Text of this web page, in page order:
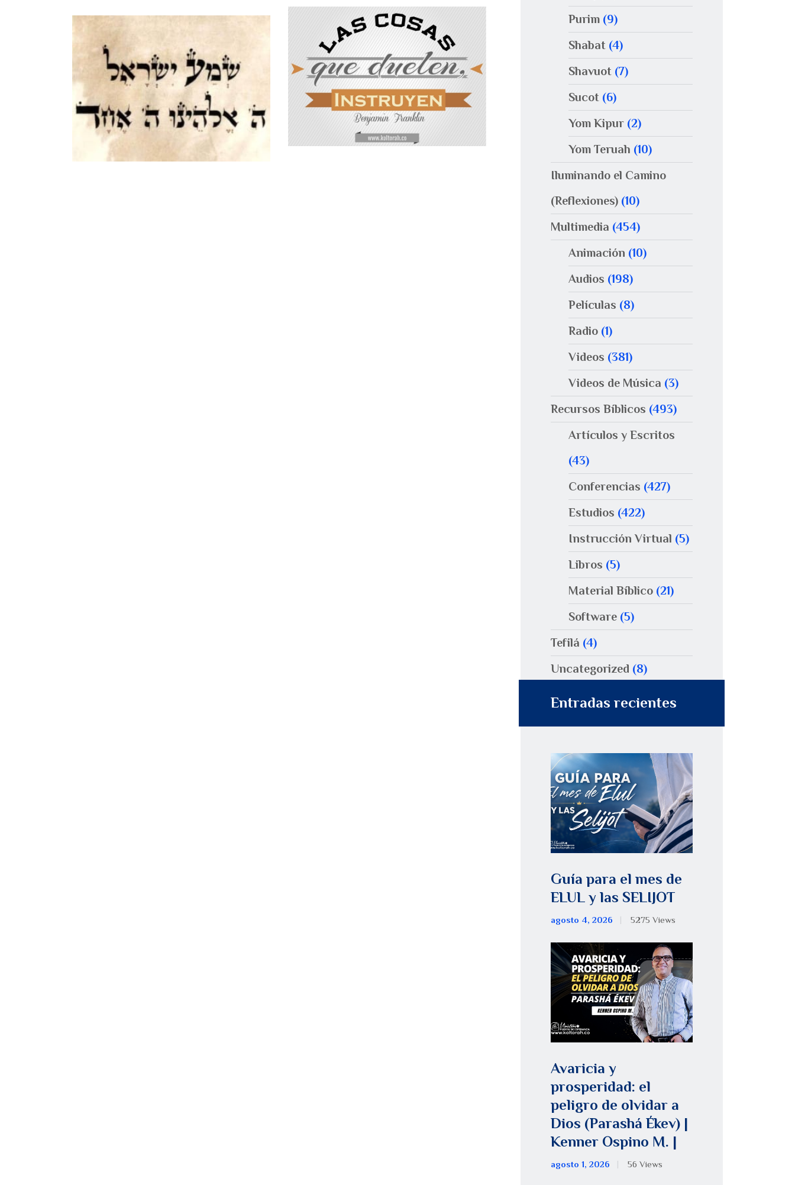
Purim (9)
Shabat (4)
Shavuot (7)
Sucot (6)
Yom Kipur (2)
Yom Teruah (10)
Iluminando el Camino
(Reflexiones) (10)
Multimedia (454)
Animación (10)
Audios (198)
Películas (8)
Radio (1)
Videos (381)
Videos de Música (3)
Recursos Bíblicos (493)
Artículos y Escritos
(43)
Conferencias (427)
Estudios (422)
Instrucción Virtual (5)
Libros (5)
Material Bíblico (21)
Software (5)
Tefilá (4)
Uncategorized (8)
Entradas recientes
Guía para el mes de
ELUL y las SELIJOT
agosto 4, 2026 5275 Views
Avaricia y
prosperidad: el
peligro de olvidar a
Dios (Parashá Ékev) |
Kenner Ospino M. |
agosto 1, 2026 56 Views